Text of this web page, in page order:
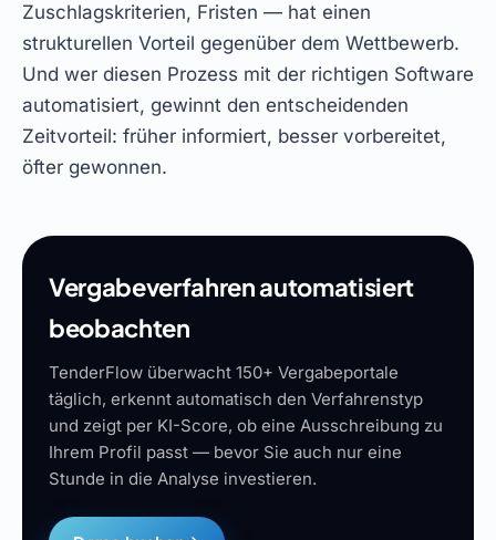
Zuschlagskriterien, Fristen — hat einen
strukturellen Vorteil gegenüber dem Wettbewerb.
Und wer diesen Prozess mit der richtigen Software
automatisiert, gewinnt den entscheidenden
Zeitvorteil: früher informiert, besser vorbereitet,
öfter gewonnen.
Vergabeverfahren automatisiert
beobachten
TenderFlow überwacht 150+ Vergabeportale
täglich, erkennt automatisch den Verfahrenstyp
und zeigt per KI-Score, ob eine Ausschreibung zu
Ihrem Profil passt — bevor Sie auch nur eine
Stunde in die Analyse investieren.